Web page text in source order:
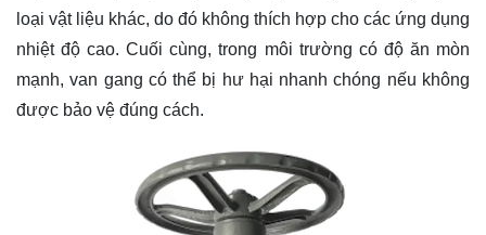
loại vật liệu khác, do đó không thích hợp cho các ứng dụng
nhiệt độ cao. Cuối cùng, trong môi trường có độ ăn mòn
mạnh, van gang có thể bị hư hại nhanh chóng nếu không
được bảo vệ đúng cách.